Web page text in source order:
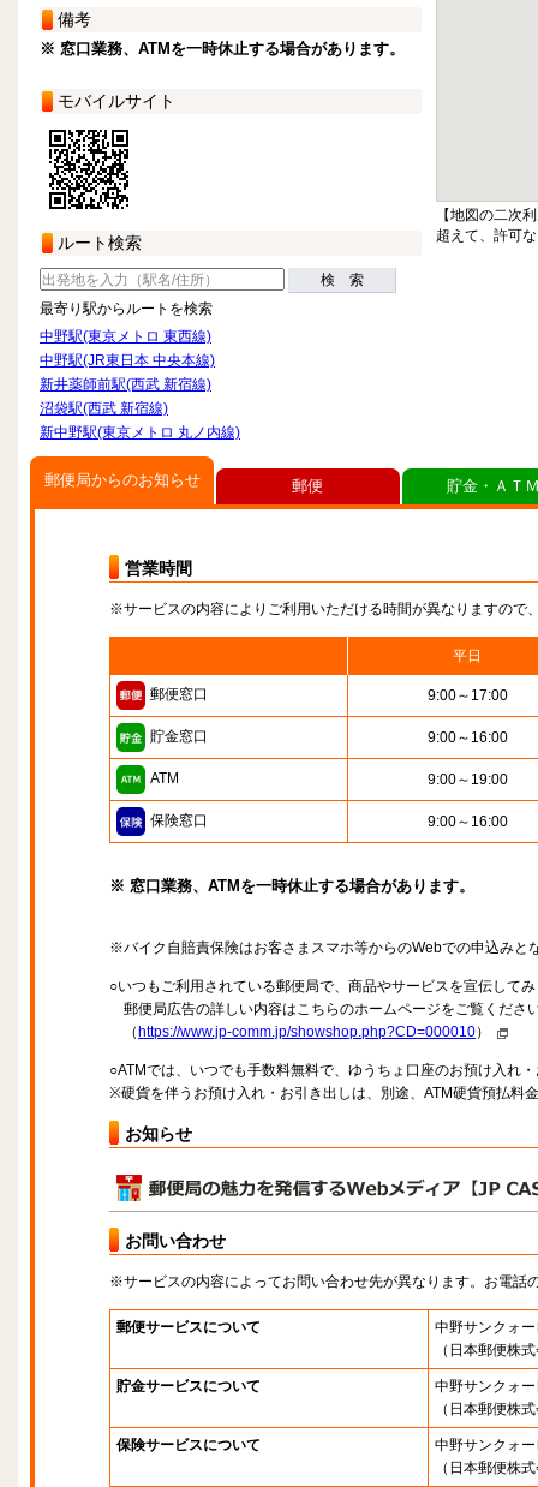
備考
※ 窓口業務、ATMを一時休止する場合があります。
モバイルサイト
ルート検索
検 索
最寄り駅からルートを検索
中野駅(東京メトロ 東西線)
中野駅(JR東日本 中央本線)
新井薬師前駅(西武 新宿線)
沼袋駅(西武 新宿線)
新中野駅(東京メトロ 丸ノ内線)
【地図の二次
超えて、許可
郵便局からのお知らせ
営業時間
※サービスの内容によりご利用いただける時間が異なりますので
平日
郵便窓口 9:00～17:00
貯金窓口 9:00～16:00
ATM 9:00～19:00
保険窓口 9:00～16:00
※ 窓口業務、ATMを一時休止する場合があります。
※バイク自賠責保険はお客さまスマホ等からのWebでの申込みと
○いつもご利用されている郵便局で、商品やサービスを宣伝して
郵便局広告の詳しい内容はこちらのホームページをご覧くださ
（ https://www.jp-comm.jp/showshop.php?CD=000010）
○ATMでは、いつでも手数料無料で、ゆうちょ口座のお預け入れ
※硬貨を伴うお預け入れ・お引き出しは、別途、ATM硬貨預払料
お知らせ
お問い合わせ
※サービスの内容によってお問い合わせ先が異なります。お電話
郵便サービスについて
中野サンクォ
（日本郵便株
貯金サービスについて
中野サンクォ
（日本郵便株
保険サービスについて
中野サンクォ
（日本郵便株
郵便 貯金・ＡＴ